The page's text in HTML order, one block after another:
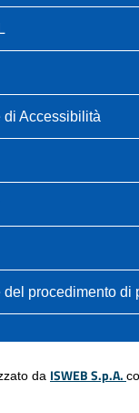
Accessibilità
del procedimento di
da ISWEB S.p.A.